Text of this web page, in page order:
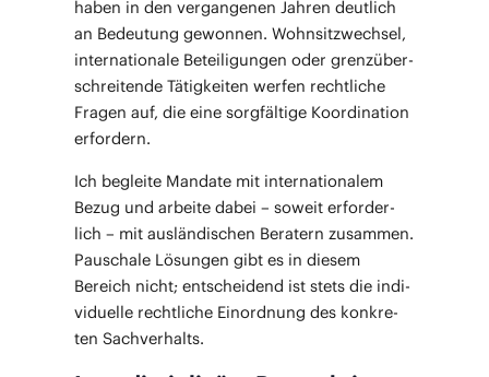
haben in den ver­gan­ge­nen Jah­ren deut­lich
an Bedeu­tung gewon­nen. Wohn­sitz­wech­sel,
inter­na­tio­na­le Betei­li­gun­gen oder grenz­über­
schrei­ten­de Tätig­kei­ten wer­fen recht­li­che
Fra­gen auf, die eine sorg­fäl­ti­ge Koor­di­na­ti­on
erfordern.
Ich beglei­te Man­da­te mit inter­na­tio­na­lem
Bezug und arbei­te dabei – soweit erfor­der­
lich – mit aus­län­di­schen Bera­tern zusam­men.
Pau­scha­le Lösun­gen gibt es in die­sem
Bereich nicht; ent­schei­dend ist stets die indi­
vi­du­el­le recht­li­che Ein­ord­nung des kon­kre­
ten Sachverhalts.